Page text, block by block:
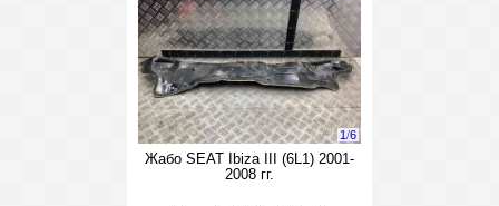
1/6
Жабо SEAT Ibiza III (6L1) 2001-
2008 гг.